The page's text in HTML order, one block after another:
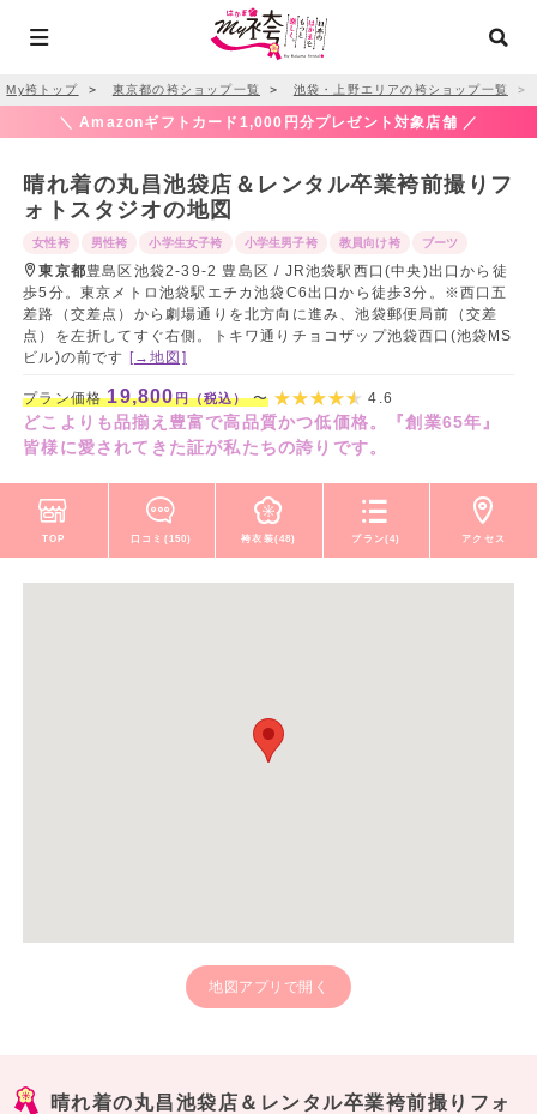
My袴トップ ＞ 東京都の袴ショップ一覧 ＞ 池袋・上野エリアの袴ショップ一覧 ＞
＼ Amazonギフトカード1,000円分プレゼント対象店舗 ／
晴れ着の丸昌池袋店＆レンタル卒業袴前撮りフ
ォトスタジオの地図
女性袴 男性袴 小学生女子袴 小学生男子袴 教員向け袴 ブーツ
東京都豊島区池袋2-39-2 豊島区 / JR池袋駅西口(中央)出口から徒
歩5分。東京メトロ池袋駅エチカ池袋C6出口から徒歩3分。※西口五
差路（交差点）から劇場通りを北方向に進み、池袋郵便局前（交差
点）を左折してすぐ右側。トキワ通りチョコザップ池袋西口(池袋MS
ビル)の前です [→地図]
プラン価格19,800円（税込）〜 4.6
どこよりも品揃え豊富で高品質かつ低価格。『創業65年』
皆様に愛されてきた証が私たちの誇りです。
TOP 口コミ(150) 袴衣装(48) プラン(4) アクセス
地図アプリで開く
晴れ着の丸昌池袋店＆レンタル卒業袴前撮りフォ